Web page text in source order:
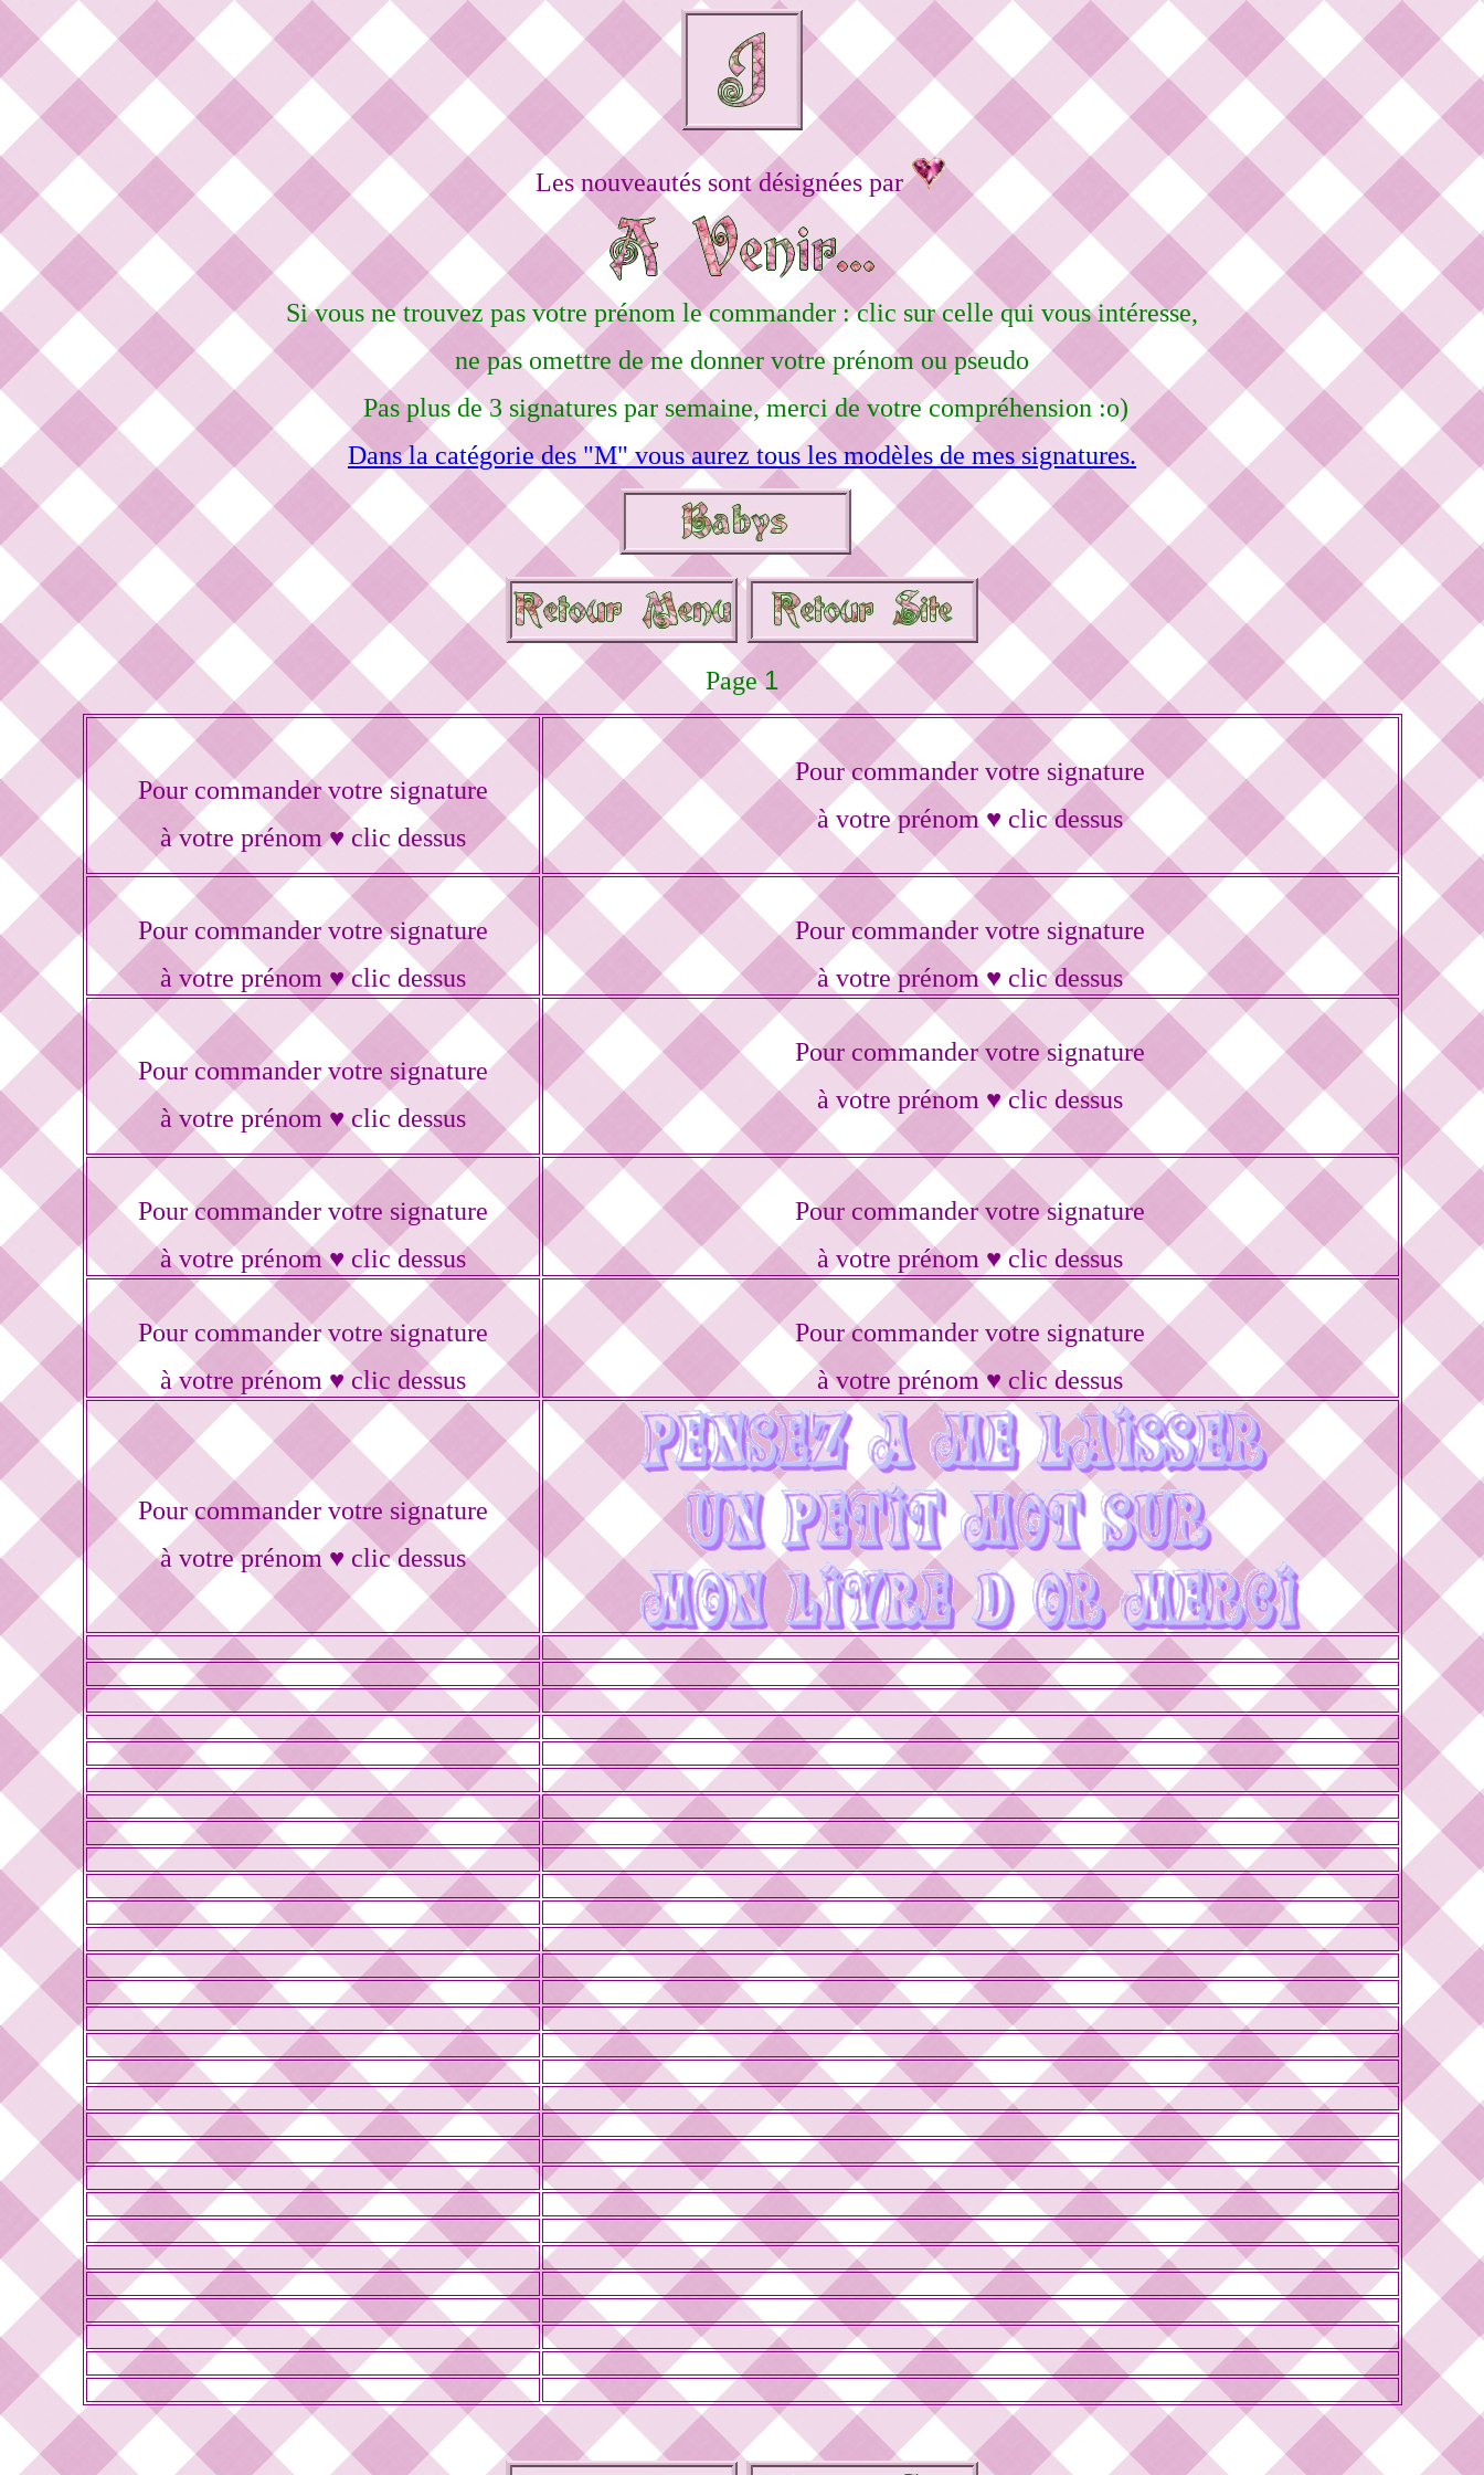
Les nouveautés sont désignées par
Si vous ne trouvez pas votre prénom le commander : clic sur celle qui vous intéresse,
ne pas omettre de me donner votre prénom ou pseudo
Pas plus de 3 signatures par semaine, merci de votre compréhension :o)
Dans la catégorie des "M" vous aurez tous les modèles de mes signatures.
Page1
Pour commander votre signature
à votre prénom ♥ clic dessus
Pour commander votre signature
à votre prénom ♥ clic dessus
Pour commander votre signature
à votre prénom ♥ clic dessus
Pour commander votre signature
à votre prénom ♥ clic dessus
Pour commander votre signature
à votre prénom ♥ clic dessus
Pour commander votre signature
à votre prénom ♥ clic dessus
Pour commander votre signature
à votre prénom ♥ clic dessus
Pour commander votre signature
à votre prénom ♥ clic dessus
Pour commander votre signature
à votre prénom ♥ clic dessus
Pour commander votre signature
à votre prénom ♥ clic dessus
Pour commander votre signature
à votre prénom ♥ clic dessus